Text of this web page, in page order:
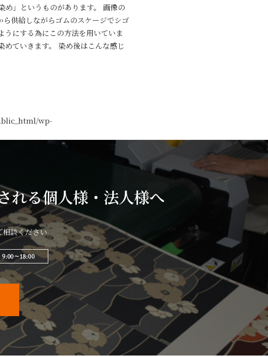
め」というものがあります。 画像の
供給しながらゴムのスケージでシゴ
うにする為にこの方法を用いていま
ていきます。 染め後はこんな感じ
wp-
れる個人様・法人様へ
相談ください